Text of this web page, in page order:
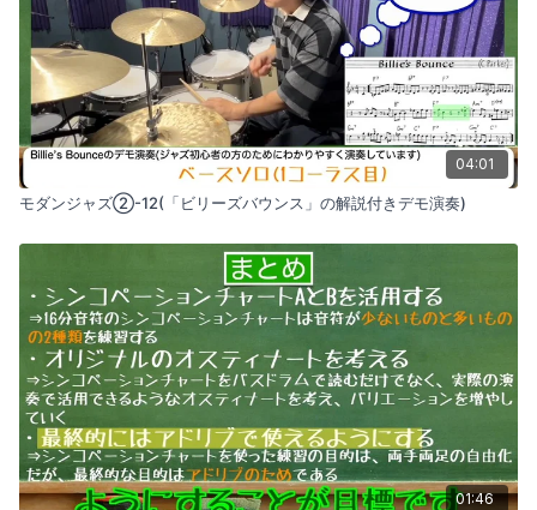
ンド全体でリズムを合わせることで、よりパワフルなグルーブが
生まれるのです。音量のバランスも重要で、バスドラム、スネ
ア、ハイハットのそれぞれで適切な音量を心がけてください。そ
れでは、これらの要素をしっかりと理解し、練習してみましょ
う。
04:01
モダンジャズ②-12(「ビリーズバウンス」の解説付きデモ演奏)
01:46